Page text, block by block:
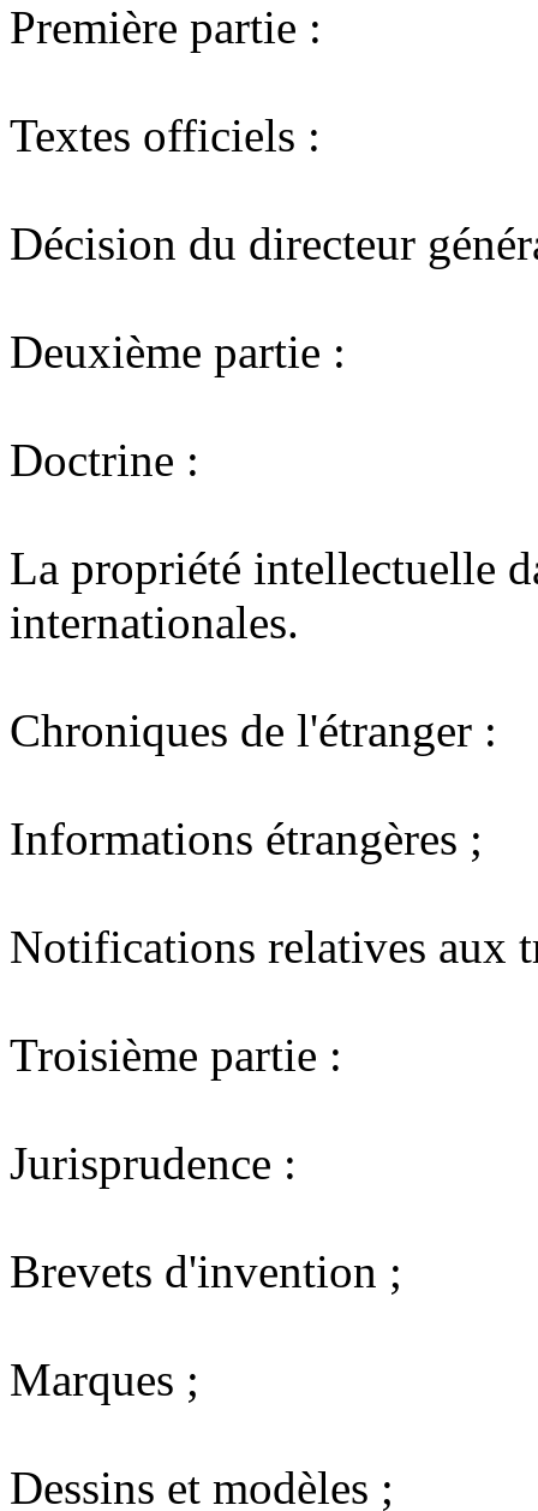
Première partie :
Textes officiels :
Décision du directeur
Deuxième partie :
Doctrine :
La propriété intellectuelle
internationales.
Chroniques de l'étranger :
Informations étrangères ;
Notifications relatives aux
Troisième partie :
Jurisprudence :
Brevets d'invention ;
Marques ;
Dessins et modèles ;